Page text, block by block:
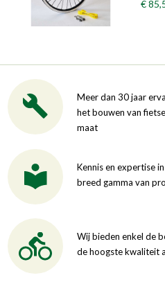
€
Meer dan 30 jaar
het bouwen van
maat
Kennis en expertise
breed gamma van
Wij bieden enkel de
de hoogste kwaliteit